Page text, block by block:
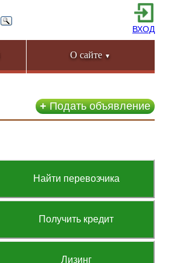
ВХОД
О сайте ▼
+Подать объявление
Найти перевозчика
Получить кредит
Лизинг